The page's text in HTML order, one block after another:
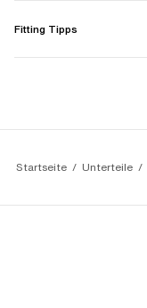
Fitting Tipps
Startseite Unterteile